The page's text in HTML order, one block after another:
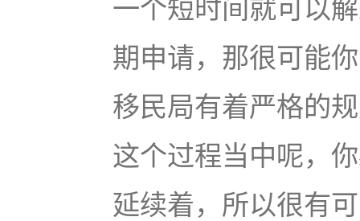
一个短时间就可以
期申请，那很可能
移民局有着严格的
这个过程当中呢，
延续着，所以很有